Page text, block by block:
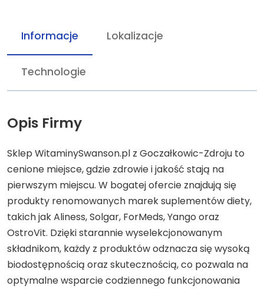
Informacje Lokalizacje
Technologie
Opis Firmy
Sklep WitaminySwanson.pl z Goczałkowic-Zdroju to
cenione miejsce, gdzie zdrowie i jakość stają na
pierwszym miejscu. W bogatej ofercie znajdują się
produkty renomowanych marek suplementów diety,
takich jak Aliness, Solgar, ForMeds, Yango oraz
OstroVit. Dzięki starannie wyselekcjonowanym
składnikom, każdy z produktów odznacza się wysoką
biodostępnością oraz skutecznością, co pozwala na
optymalne wsparcie codziennego funkcjonowania